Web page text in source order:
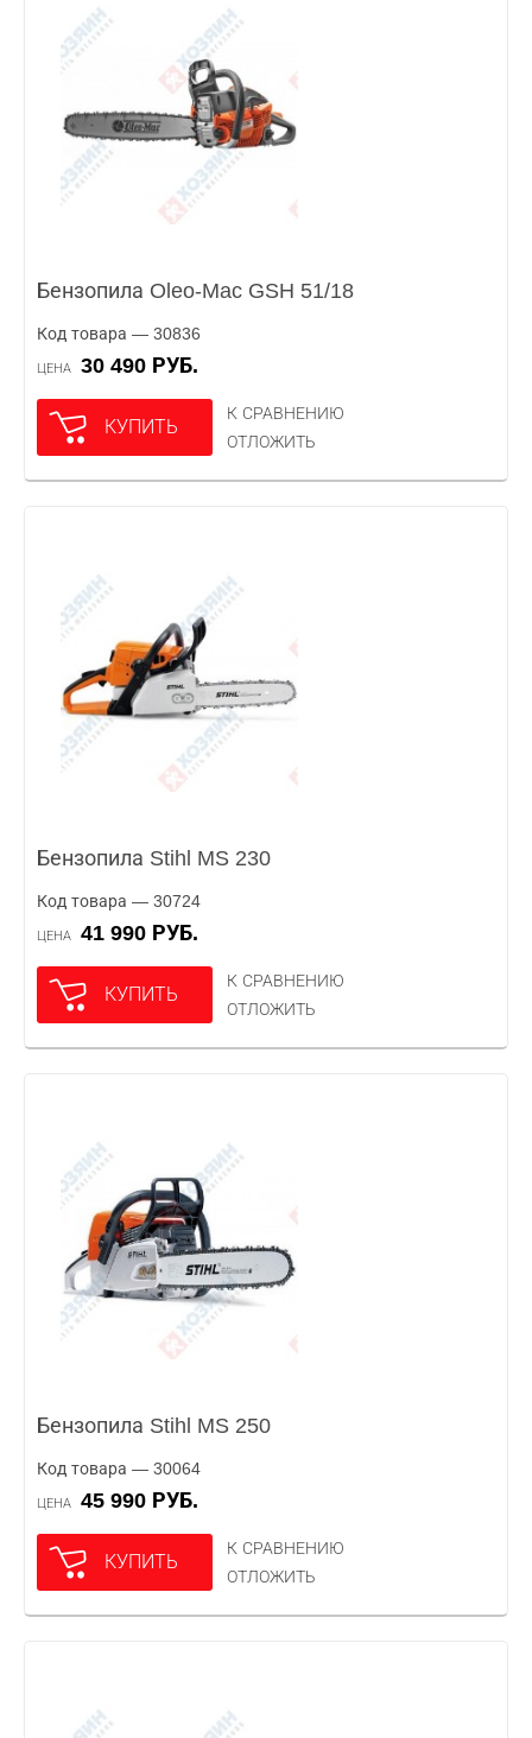
Бензопила Oleo-Mac GSH 51/18
Код товара — 30836
ЦЕНА 30 490 РУБ.
КУПИТЬ
К СРАВНЕНИЮ
ОТЛОЖИТЬ
Бензопила Stihl MS 230
Код товара — 30724
ЦЕНА 41 990 РУБ.
КУПИТЬ
К СРАВНЕНИЮ
ОТЛОЖИТЬ
Бензопила Stihl MS 250
Код товара — 30064
ЦЕНА 45 990 РУБ.
КУПИТЬ
К СРАВНЕНИЮ
ОТЛОЖИТЬ